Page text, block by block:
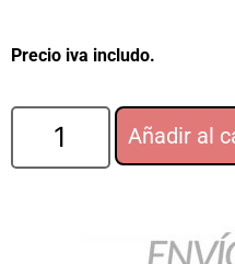
Precio iva includo.
Añadir al